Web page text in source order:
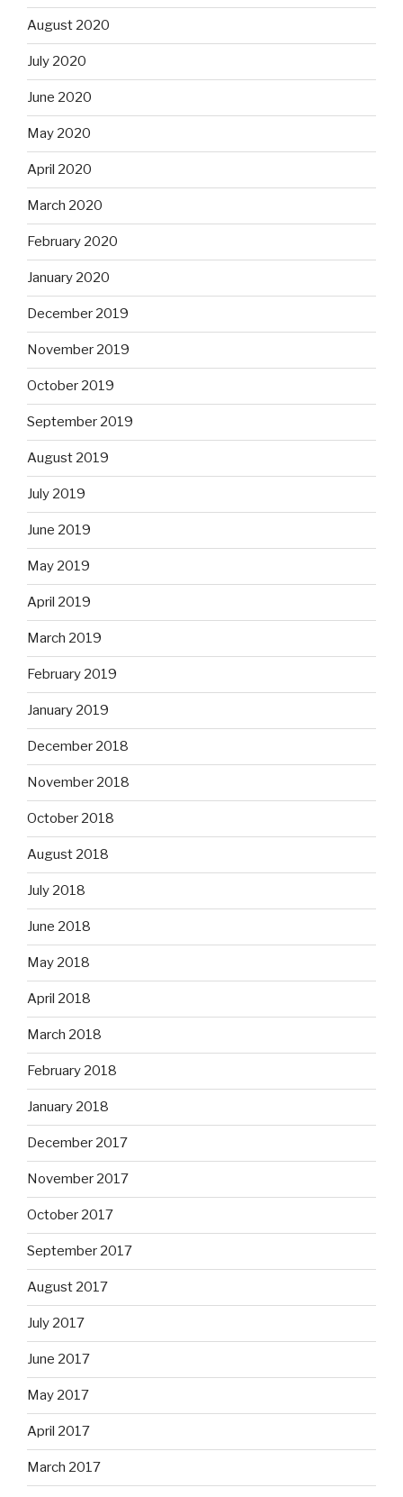
August 2020
July 2020
June 2020
May 2020
April 2020
March 2020
February 2020
January 2020
December 2019
November 2019
October 2019
September 2019
August 2019
July 2019
June 2019
May 2019
April 2019
March 2019
February 2019
January 2019
December 2018
November 2018
October 2018
August 2018
July 2018
June 2018
May 2018
April 2018
March 2018
February 2018
January 2018
December 2017
November 2017
October 2017
September 2017
August 2017
July 2017
June 2017
May 2017
April 2017
March 2017